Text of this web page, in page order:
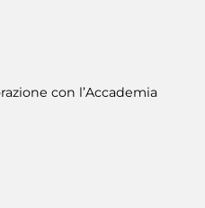
con l’Accademia